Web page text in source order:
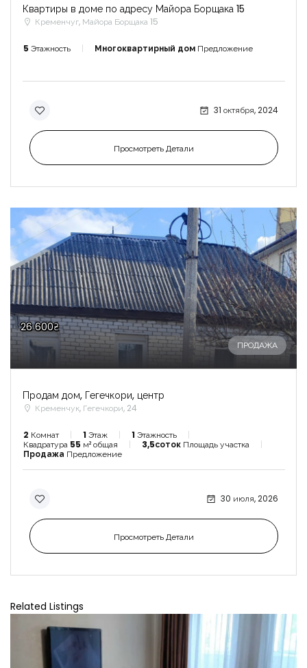
Квартиры в доме по адресу Майора Борщака 15
Кременчуг, Майора Борщака 15
5 Этажность Многоквартирный дом Предложение
31 октября, 2024
Просмотреть Детали
26 600₴
ПРОДАЖА
Продам дом, Гегечкори, центр
Кременчук, Гегечкори, 24
2 Комнат 1 Этаж 1 Этажность
Квадратура 55 м² общая 3,5соток Площадь участка
Продажа Предложение
30 июля, 2026
Просмотреть Детали
Related Listings